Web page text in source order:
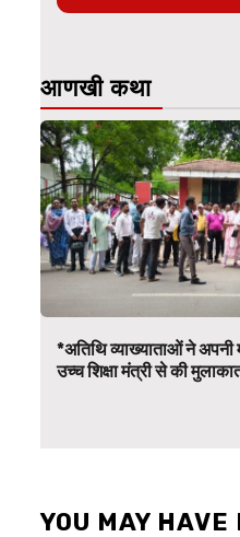
आणखी कथा
*अतिथि व्याख्याताओं ने अपनी
उच्च शिक्षा मंत्री से की
YOU MAY HAVE